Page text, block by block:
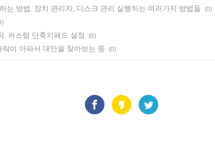
는 방법. 장치 관리자, 디스크 관리 실행하는 여러가지 방법들 (0)
. 커스텀 단축키패드 설정 (0)
이 아파서 대안을 찾아보는 중 (0)